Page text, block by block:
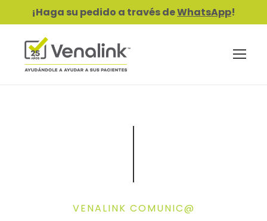
¡Haga su pedido a través deWhatsApp!
VENALINK COMUNIC@